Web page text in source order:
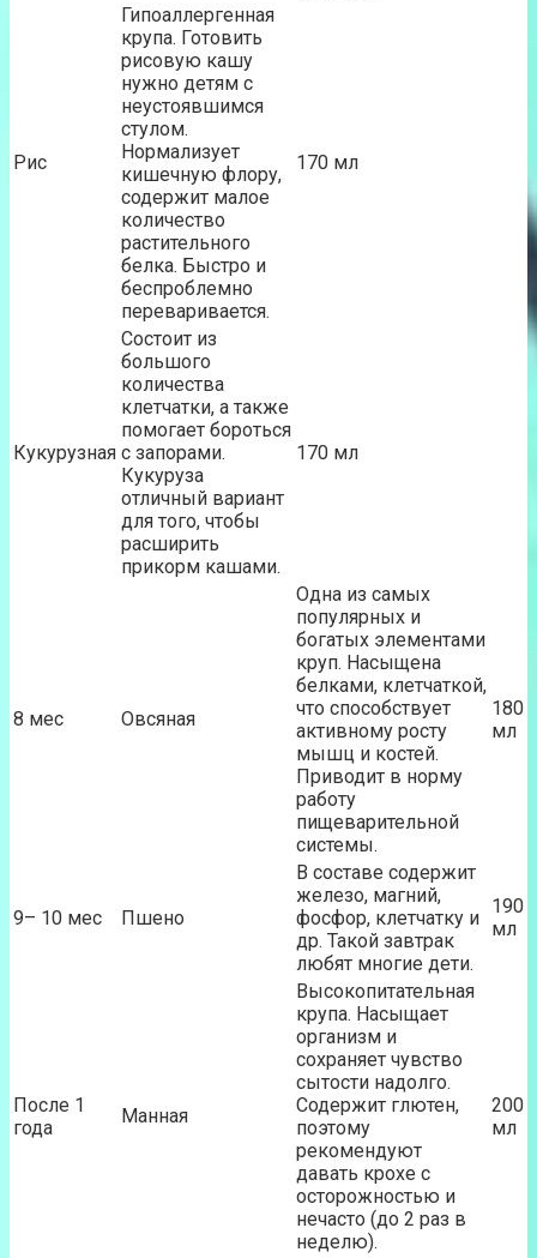
Рис
Гипоаллергенная
крупа. Готовить
рисовую кашу
нужно детям с
неустоявшимся
стулом.
Нормализует
кишечную флору,
содержит малое
количество
растительного
белка. Быстро и
беспроблемно
переваривается.
170 мл
Кукурузная
Состоит из
большого
количества
клетчатки, а также
помогает бороться
с запорами.
Кукуруза
отличный вариант
для того, чтобы
расширить
прикорм кашами.
170 мл
8 мес Овсяная
Одна из самых
популярных и
богатых элементами
круп. Насыщена
белками, клетчаткой,
что способствует
активному росту
мышц и костей.
Приводит в норму
работу
пищеварительной
системы.
180
мл
9– 10 мес Пшено
В составе содержит
железо, магний,
фосфор, клетчатку и
др. Такой завтрак
любят многие дети.
190
мл
После 1
года
Манная
Высокопитательная
крупа. Насыщает
организм и
сохраняет чувство
сытости надолго.
Содержит глютен,
поэтому
рекомендуют
давать крохе с
осторожностью и
нечасто (до 2 раз в
неделю).
200
мл